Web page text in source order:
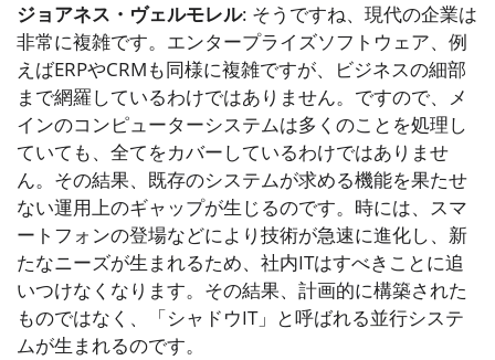
ジョアネス・ヴェルモレル: そうですね、現代の企業は
非常に複雑です。エンタープライズソフトウェア、例
えばERPやCRMも同様に複雑ですが、ビジネスの細部
まで網羅しているわけではありません。ですので、メ
インのコンピューターシステムは多くのことを処理し
ていても、全てをカバーしているわけではありませ
ん。その結果、既存のシステムが求める機能を果たせ
ない運用上のギャップが生じるのです。時には、スマ
ートフォンの登場などにより技術が急速に進化し、新
たなニーズが生まれるため、社内ITはすべきことに追
いつけなくなります。その結果、計画的に構築された
ものではなく、「シャドウIT」と呼ばれる並行システ
ムが生まれるのです。